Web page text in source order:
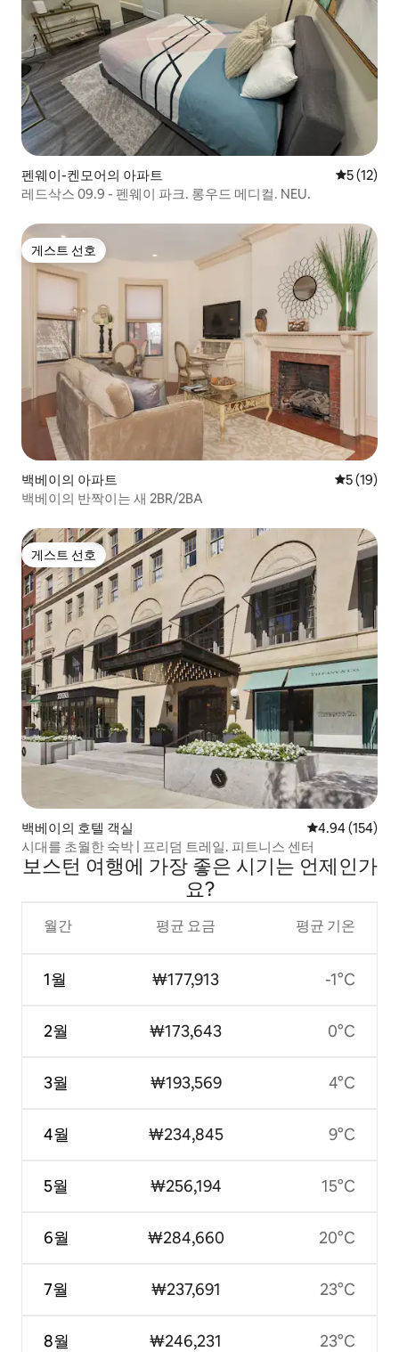
펜웨이-켄모어의 아파트 평점 5점
5 (12)
레드삭스 09.9 - 펜웨이 파크. 롱우드 메디컬. NEU.
게스트 선호
게스트 선호
백베이의 아파트 평점 5점
5 (19)
백베이의 반짝이는 새 2BR/2BA
게스트 선호
게스트 선호
백베이의 호텔 객실 평점 4.94점(5
4.94 (154)
시대를 초월한 숙박 | 프리덤 트레일. 피트니스 센터
보스턴 여행에 가장 좋은 시기는 언제인가
요?
월간
1월
2월
3월
4월
5월
6월
7월
8월
평균 요금
₩177,913
₩173,643
₩193,569
₩234,845
₩256,194
₩284,660
₩237,691
₩246,231
평균 기온
-1°C
0°C
4°C
9°C
15°C
20°C
23°C
23°C